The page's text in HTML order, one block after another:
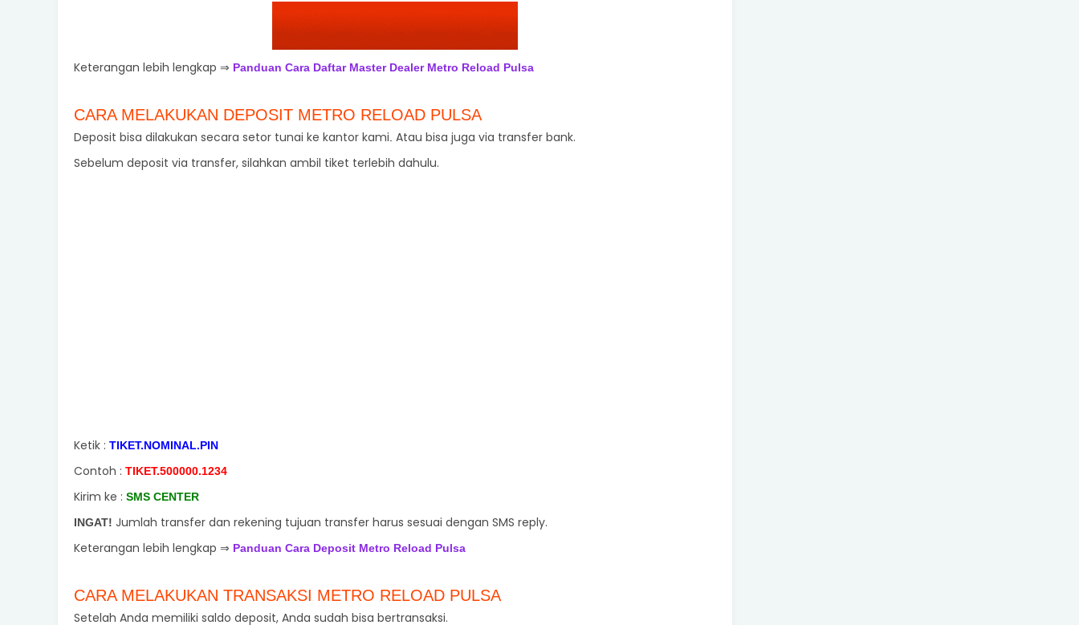
Keterangan lebih lengkap ⇒ Panduan Cara Daftar Master Dealer Metro Reload Pulsa
CARA MELAKUKAN DEPOSIT METRO RELOAD PULSA
Deposit bisa dilakukan secara setor tunai ke kantor kami. Atau bisa juga via transfer bank.
Sebelum deposit via transfer, silahkan ambil tiket terlebih dahulu.
Ketik : TIKET.NOMINAL.PIN
Contoh : TIKET.500000.1234
Kirim ke : SMS CENTER
INGAT! Jumlah transfer dan rekening tujuan transfer harus sesuai dengan SMS reply.
Keterangan lebih lengkap ⇒ Panduan Cara Deposit Metro Reload Pulsa
CARA MELAKUKAN TRANSAKSI METRO RELOAD PULSA
Setelah Anda memiliki saldo deposit, Anda sudah bisa bertransaksi.